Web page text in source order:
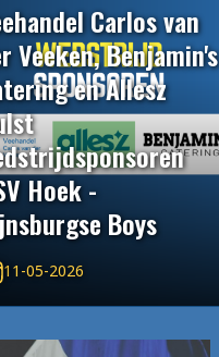
Carlos van
Veeken, Benjamin's
en Allesz
Hoek -
Boys
11-05-2026